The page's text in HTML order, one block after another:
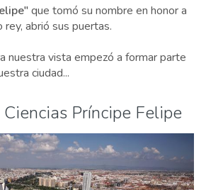
que tomó su nombre en honor a
abrió sus puertas.
nuestra vista empezó a formar parte
ciudad...
Príncipe Felipe